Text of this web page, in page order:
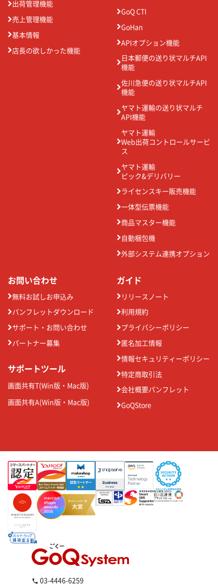
出荷管理機能
売上管理機能
基本情報
店長の欲しかった機能
GoQ CTI
GoHan
APIオプション機能
日本郵便の送り状マルチAPI
機能
佐川急便の送り状マルチAPI
機能
ヤマト運輸の送り状マルチ
API機能
ヤマト運輸
Web出荷コントロールサービ
ス
ヤマト運輸
ピック&デリバリー
ライセンスキー販売機能
一体型伝票機能
商品マスター機能
自動梱包機
外部システム連携オプション
お問い合わせ
無料お試しお申込み
パンフレットダウンロード
サポート・お問い合わせ
パートナー募集
サポートツール
画面共有T(Win版 ・ Mac版)
画面共有A(Win版 ・ Mac版)
ガイド
リリースノート
利用規約
プライバシーポリシー
匿名加工情報
情報セキュリティーポリシー
特定商取引法
会社概要パンフレット
GoQStore
03-4446-6259